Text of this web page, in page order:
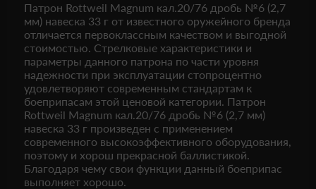
Патрон Rottweil Magnum кал.20/76 дробь №6 (2,7
мм) навеска 33 г от известного оружейного бренда
отличается первоклассным качеством и выгодной
стоимостью. Стрелковые характеристики и
параметры данного патрона по части уровня
надежности при эксплуатации стопроцентно
удовлетворяют современным стандартам к
боеприпасам этой ценовой категории. Патрон
Rottweil Magnum кал.20/76 дробь №6 (2,7 мм)
навеска 33 г произведен с применением
современного высокоэффективного оборудования,
поэтому и хорош прекрасной баллистикой.
Благодаря чему свои функции данный боеприпас
выполняет хорошо.